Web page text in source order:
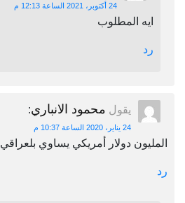
24 أكتوبر، 2021 الساعة 12:13 م
ايه المطلوب
رد
يقول محمود الانباري:
24 يناير، 2020 الساعة 10:37 م
المليون دولار أمريكي يساوي بلعراقي
رد